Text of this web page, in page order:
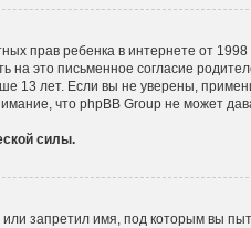
прав ребенка в интернете от
это письменное согласие
лет. Если вы не уверены,
что phpBB Group не может
силы.
запретил имя, под которым вы